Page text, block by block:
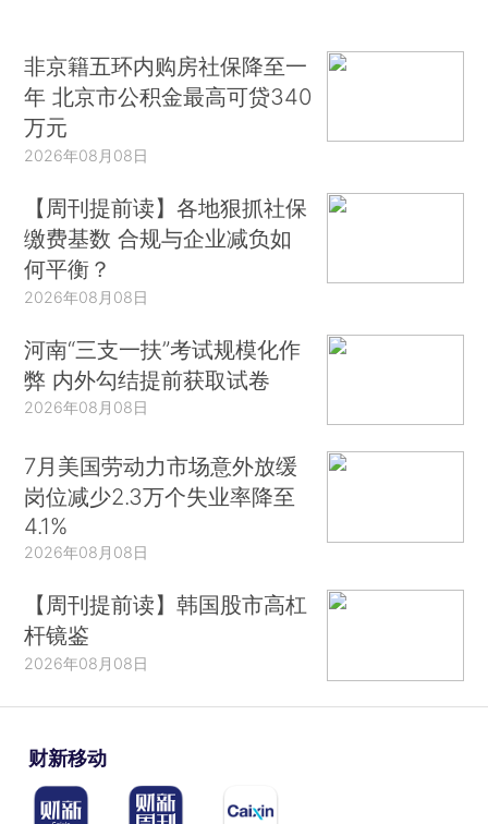
非京籍五环内购房社保降至一
年 北京市公积金最高可贷340
万元
2026年08月08日
【周刊提前读】各地狠抓社保
缴费基数 合规与企业减负如
何平衡？
2026年08月08日
河南“三支一扶”考试规模化作
弊 内外勾结提前获取试卷
2026年08月08日
7月美国劳动力市场意外放缓
岗位减少2.3万个失业率降至
4.1%
2026年08月08日
【周刊提前读】韩国股市高杠
杆镜鉴
2026年08月08日
财新移动